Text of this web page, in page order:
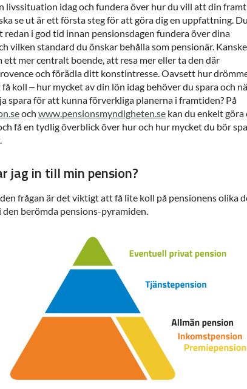
livssituation idag och fundera över hur du vill att din
se ut är ett första steg för att göra dig en uppfattning.
i god tid innan pensionsdagen fundera över dina
vilken standard du önskar behålla som pensionär. Kanske
ett mer centralt boende, att resa mer eller ta den där
och förädla ditt konstintresse. Oavsett hur
koll – hur mycket av din lön idag behöver du spara och
spara för att kunna förverkliga planerna i framtiden? På
och www.pensionsmyndigheten.se kan du enkelt göra
få en tydlig överblick över hur och hur mycket du bör
jag in till min pension?
frågan är det viktigt att få lite koll på pensionens olika
berömda pensions-pyramiden.